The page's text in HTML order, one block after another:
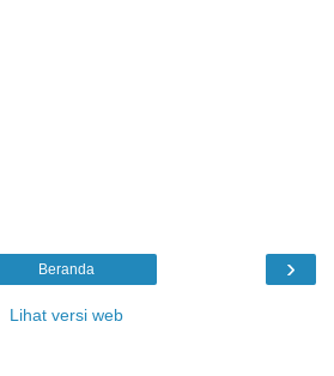
›
Beranda
Lihat versi web